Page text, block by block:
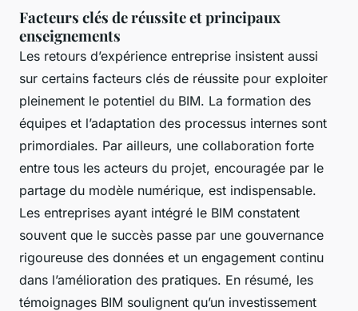
Facteurs clés de réussite et principaux
enseignements
Les retours d’expérience entreprise insistent aussi
sur certains facteurs clés de réussite pour exploiter
pleinement le potentiel du BIM. La formation des
équipes et l’adaptation des processus internes sont
primordiales. Par ailleurs, une collaboration forte
entre tous les acteurs du projet, encouragée par le
partage du modèle numérique, est indispensable.
Les entreprises ayant intégré le BIM constatent
souvent que le succès passe par une gouvernance
rigoureuse des données et un engagement continu
dans l’amélioration des pratiques. En résumé, les
témoignages BIM soulignent qu’un investissement